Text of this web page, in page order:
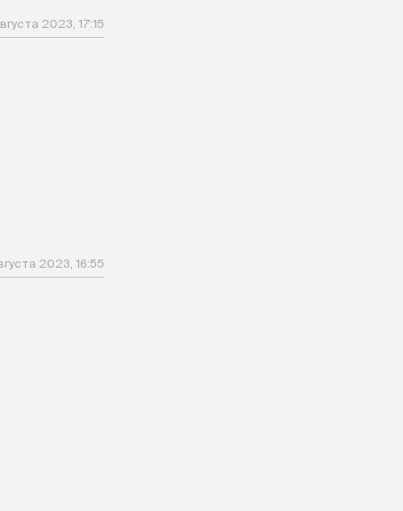
2023, 17:15
2023, 16:55